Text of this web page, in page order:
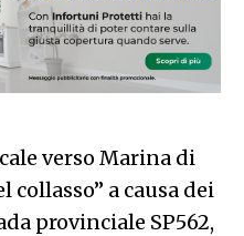
verso Marina di
collasso” a causa dei
provinciale SP562,